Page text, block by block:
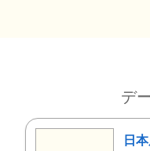
デ
日